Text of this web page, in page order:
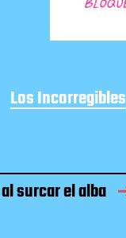
Los Incorregibles
surcar el alba